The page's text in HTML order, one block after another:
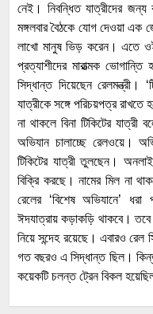
নেই। নিবন্ধিত যাত্রীদের জন্য
মঙ্গলবার বৈঠকে যোগ দেওয়া এক
লাখো মানুষ ভিড় করেন। এতে ওই
প্রত্যাশীদের মারাত্মক
সিদ্ধান্ত দিয়েছেন রেলমন্ত্রী।
যাত্রীকে সঙ্গে পরিচয়পত্র রাখতে
না থাকলে বিনা টিকিটের যাত্রী
অভিযান চালাচ্ছে রেলওয়ে।
টিকিটের যাত্রী তুলছেন।
বিক্রি করছে। নামের মিল না
রেলের ‘বিশেষ অভিযানে’
ঈদযাত্রায় কড়াকড়ি থাকবে।
নিয়ে সন্দেহ রয়েছে। এবারও রেল
গত বছরও এ সিদ্ধান্ত ছিল। কিন্তু
কয়েকটি চলন্ত ট্রেন বিকল